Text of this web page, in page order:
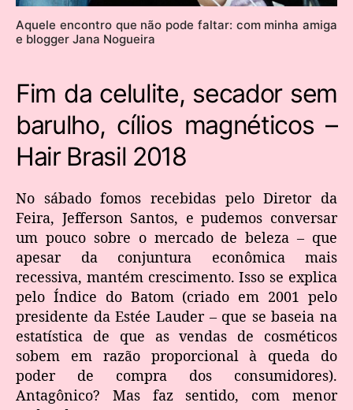
Aquele encontro que não pode faltar: com minha amiga
e blogger Jana Nogueira
Fim da celulite, secador sem
barulho, cílios magnéticos –
Hair Brasil 2018
No sábado fomos recebidas pelo Diretor da
Feira, Jefferson Santos, e pudemos conversar
um pouco sobre o mercado de beleza – que
apesar da conjuntura econômica mais
recessiva, mantém crescimento. Isso se explica
pelo Índice do Batom (criado em 2001 pelo
presidente da Estée Lauder – que se baseia na
estatística de que as vendas de cosméticos
sobem em razão proporcional à queda do
poder de compra dos consumidores).
Antagônico? Mas faz sentido, com menor